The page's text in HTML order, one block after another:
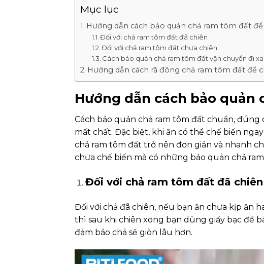
Mục lục
Hướng dẫn cách bảo quản chả ram tôm đất để
Đối với chả ram tôm đất đã chiên
Đối với chả ram tôm đất chưa chiên
Cách bảo quản chả ram tôm đất vận chuyển đi xa
Hướng dẫn cách rã đông chả ram tôm đất để
Hướng dẫn cách bảo
Cách bảo quản chả ram tôm đất chuẩn,
mất chất. Đặc biệt, khi ăn có thể chế biến
chả ram tôm đất trở nên đơn giản và nhanh
chưa chế biến mà có những bảo quản chả
Đối với chả ram tôm đất đã chiên
Đối với chả đã chiên, nếu bạn ăn chưa kịp ăn
thì sau khi chiên xong bạn dùng giấy bạc để
đảm bảo chả sẽ giòn lâu hơn.